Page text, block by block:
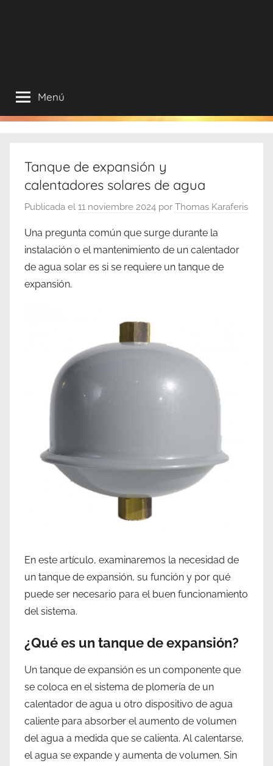
Menú
Tanque de expansión y
calentadores solares de agua
Publicada el 11 noviembre 2024 por Thomas Karaferis
Una pregunta común que surge durante la
instalación o el mantenimiento de un calentador
de agua solar es si se requiere un tanque de
expansión.
En este artículo, examinaremos la necesidad de
un tanque de expansión, su función y por qué
puede ser necesario para el buen funcionamiento
del sistema.
¿Qué es un tanque de expansión?
Un tanque de expansión es un componente que
se coloca en el sistema de plomería de un
calentador de agua u otro dispositivo de agua
caliente para absorber el aumento de volumen
del agua a medida que se calienta. Al calentarse,
el agua se expande y aumenta de volumen. Sin